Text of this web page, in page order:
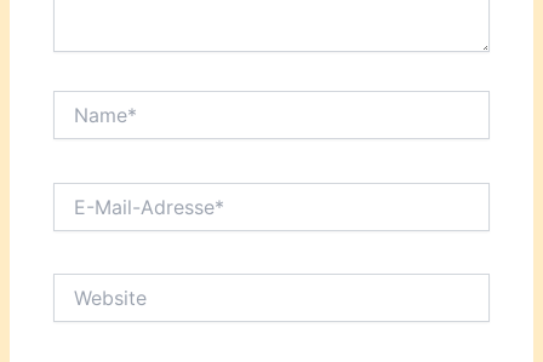
Mail-